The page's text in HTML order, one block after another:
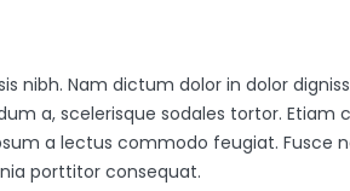
nibh. Nam dictum dolor in dolor
a, scelerisque sodales tortor.
a lectus commodo feugiat. Fusce
porttitor consequat.